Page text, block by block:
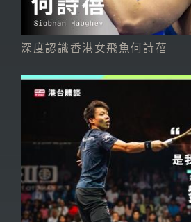
深度認識香港女飛魚何詩蓓